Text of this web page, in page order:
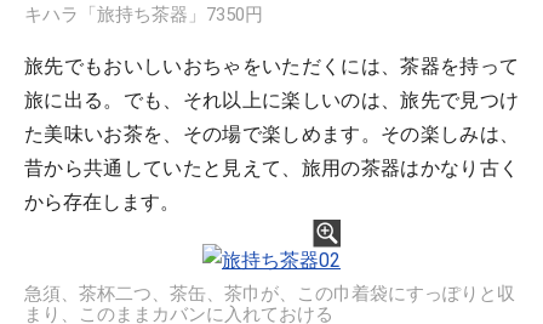
キハラ「旅持ち茶器」7350円
旅先でもおいしいおちゃをいただくには、茶器を持って
旅に出る。でも、それ以上に楽しいのは、旅先で見つけ
た美味いお茶を、その場で楽しめます。その楽しみは、
昔から共通していたと見えて、旅用の茶器はかなり古く
から存在します。
急須、茶杯二つ、茶缶、茶巾が、この巾着袋にすっぽりと収
まり、このままカバンに入れておける